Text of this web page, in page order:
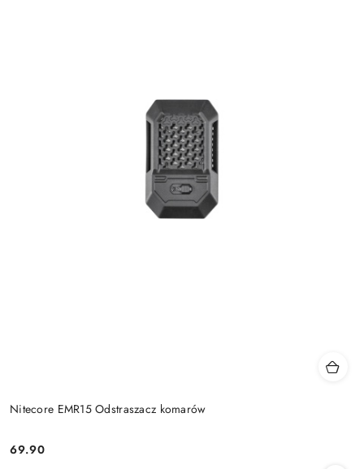
Nitecore EMR15 Odstraszacz komarów
Cena:
69.90